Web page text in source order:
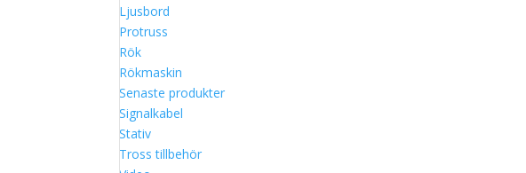
Ljusbord
Protruss
Rök
Rökmaskin
Senaste produkter
Signalkabel
Stativ
Tross tillbehör